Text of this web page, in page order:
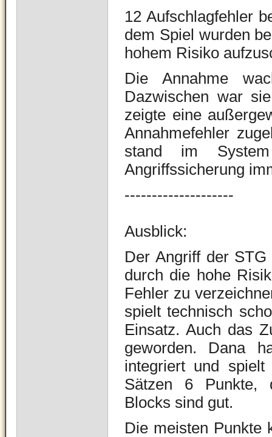
12 Aufschlagfehler
dem Spiel wurden
hohem Risiko
Die Annahme
Dazwischen war
zeigte eine
Annahmefehler
stand im
Angriffssicherung
--------------------
Ausblick:
Der Angriff der
durch die hohe
Fehler zu
spielt technisch
Einsatz. Auch das
geworden. Dana
integriert und
Sätzen 6 Punkte,
Blocks sind gut.
Die meisten Punkte